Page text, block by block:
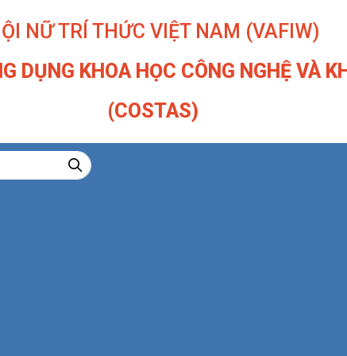
NỮ TRÍ THỨC VIỆT NAM (VAFIW)
DỤNG KHOA HỌC CÔNG NGHỆ VÀ
(COSTAS)